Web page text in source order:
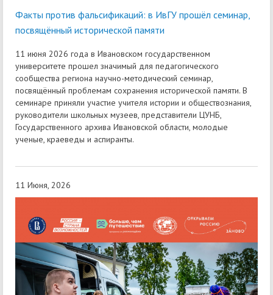
Факты против фальсификаций: в ИвГУ прошёл семинар,
посвящённый исторической памяти
11 июня 2026 года в Ивановском государственном
университете прошел значимый для педагогического
сообщества региона научно-методический семинар,
посвящённый проблемам сохранения исторической памяти. В
семинаре приняли участие учителя истории и обществознания,
руководители школьных музеев, представители ЦУНБ,
Государственного архива Ивановской области, молодые
ученые, краеведы и аспиранты.
11 Июня, 2026